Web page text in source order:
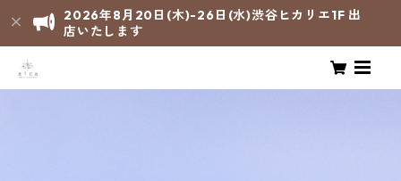
2026年8月20日(木)-26日(水)渋谷ヒカリエ1F 出
店いたします